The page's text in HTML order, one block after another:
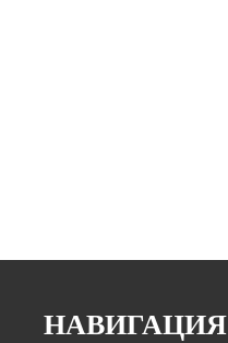
НАВИГАЦИЯ